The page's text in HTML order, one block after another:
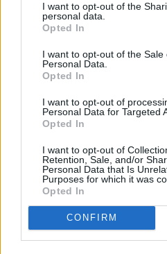
I want to opt-out of the
personal data.
Opted In
I want to opt-out of the Sale
Personal Data.
Opted In
I want to opt-out of
Personal Data for Targeted
Opted In
I want to opt-out of
Retention, Sale, and/or
Personal Data that Is
Purposes for which it was
Opted In
CONFIRM
Zuzanna
Napisz do mnie: